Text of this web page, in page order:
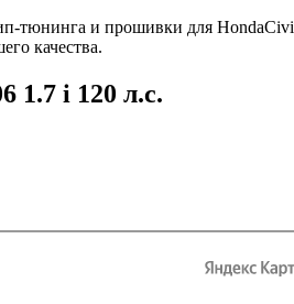
тюнинга и прошивки для
качества.
1.7 i 120 л.с.